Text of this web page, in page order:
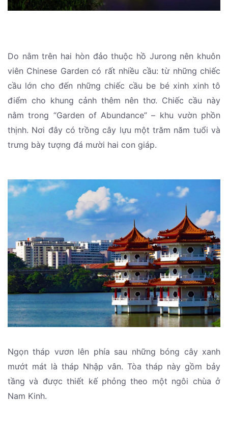
Do nằm trên hai hòn đảo thuộc hồ Jurong nên khuôn
viên Chinese Garden có rất nhiều cầu: từ những chiếc
cầu lớn cho đến những chiếc cầu be bé xinh xinh tô
điểm cho khung cảnh thêm nên thơ. Chiếc cầu này
nằm trong “Garden of Abundance” – khu vườn phồn
thịnh. Nơi đây có trồng cây lựu một trăm năm tuổi và
trưng bày tượng đá mười hai con giáp.
Ngọn tháp vươn lên phía sau những bóng cây xanh
mướt mát là tháp Nhập vân. Tòa tháp này gồm bảy
tầng và được thiết kế phỏng theo một ngôi chùa ở
Nam Kinh.